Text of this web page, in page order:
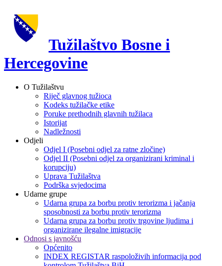
Tužilaštvo Bosne i
Hercegovine
O Tužilaštvu
Riječ glavnog tužioca
Kodeks tužilačke etike
Poruke prethodnih glavnih tužilaca
Istorijat
Nadležnosti
Odjeli
Odjel I (Posebni odjel za ratne zločine)
Odjel II (Posebni odjel za organizirani kriminal i
korupciju)
Uprava Tužilaštva
Podrška svjedocima
Udarne grupe
Udarna grupa za borbu protiv terorizma i jačanja
sposobnosti za borbu protiv terorizma
Udarna grupa za borbu protiv trgovine ljudima i
organizirane ilegalne imigracije
Odnosi s javnošću
Općenito
INDEX REGISTAR raspoloživih informacija pod